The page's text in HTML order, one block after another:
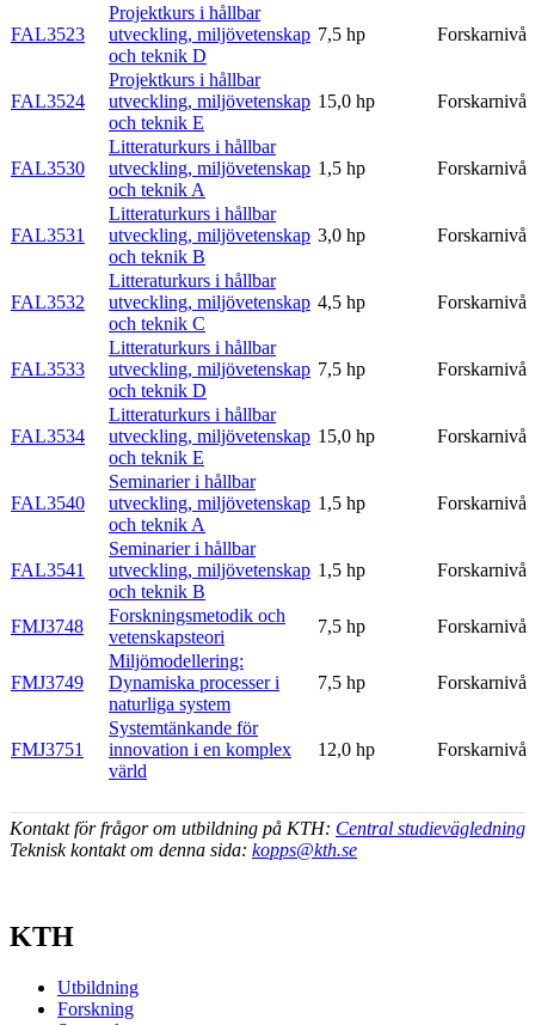
FAL3523
Projektkurs i hållbar
utveckling, miljövetenskap
och teknik D
7,5 hp Forskarnivå
FAL3524
Projektkurs i hållbar
utveckling, miljövetenskap
och teknik E
15,0 hp Forskarnivå
FAL3530
Litteraturkurs i hållbar
utveckling, miljövetenskap
och teknik A
1,5 hp Forskarnivå
FAL3531
Litteraturkurs i hållbar
utveckling, miljövetenskap
och teknik B
3,0 hp Forskarnivå
FAL3532
Litteraturkurs i hållbar
utveckling, miljövetenskap
och teknik C
4,5 hp Forskarnivå
FAL3533
Litteraturkurs i hållbar
utveckling, miljövetenskap
och teknik D
7,5 hp Forskarnivå
FAL3534
Litteraturkurs i hållbar
utveckling, miljövetenskap
och teknik E
15,0 hp Forskarnivå
FAL3540
Seminarier i hållbar
utveckling, miljövetenskap
och teknik A
1,5 hp Forskarnivå
FAL3541
Seminarier i hållbar
utveckling, miljövetenskap
och teknik B
1,5 hp Forskarnivå
FMJ3748
Forskningsmetodik och
vetenskapsteori
7,5 hp Forskarnivå
FMJ3749
Miljömodellering:
Dynamiska processer i
naturliga system
7,5 hp Forskarnivå
FMJ3751
Systemtänkande för
innovation i en komplex
värld
12,0 hp Forskarnivå
Kontakt för frågor om utbildning på KTH: Central studievägledning
Teknisk kontakt om denna sida: kopps@kth.se
KTH
Utbildning
Forskning